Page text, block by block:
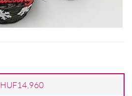
HUF14,960